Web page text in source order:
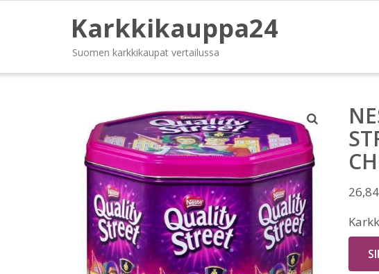
Karkkikauppa24
Suomen karkkikaupat vertailussa
26,84